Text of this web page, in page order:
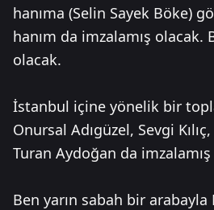
hanıma (Selin Sayek Böke)
hanım da imzalamış olacak.
olacak.
İstanbul içine yönelik bir
Onursal Adıgüzel, Sevgi
Turan Aydoğan da
Ben yarın sabah bir